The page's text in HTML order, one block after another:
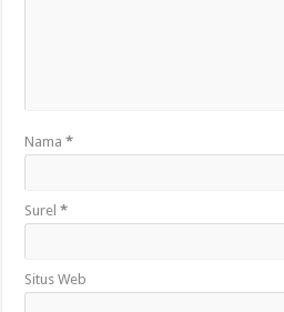
Nama*
Surel*
Situs Web